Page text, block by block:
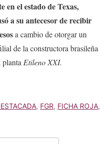
en el estado de Texas,
a su antecesor de recibir
a cambio de otorgar un
de la constructora brasileña
Etileno XXI.
, FGR, FICHA ROJA,